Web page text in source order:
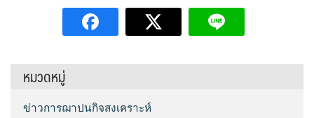
หมวดหมู่
ข่าวการฌาปนกิจสงเคราะห์